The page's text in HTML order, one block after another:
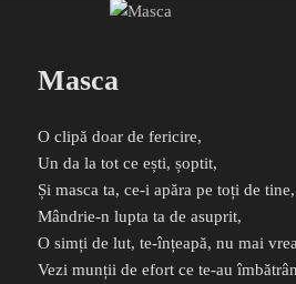
Masca
O clipă doar de fericire,
Un da la tot ce ești, șoptit,
Și masca ta, ce-i apăra pe toți de tine,
Mândrie-n lupta ta de asuprit,
O simți de lut, te-înțeapă, nu mai
Vezi munții de efort ce te-au